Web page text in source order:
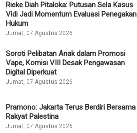
Rieke Diah Pitaloka: Putusan Sela Kasus
Vidi Jadi Momentum Evaluasi Penegakan
Hukum
Jumat, 07 Agustus 2026
Soroti Pelibatan Anak dalam Promosi
Vape, Komisi VIII Desak Pengawasan
Digital Diperkuat
Jumat, 07 Agustus 2026
Pramono: Jakarta Terus Berdiri Bersama
Rakyat Palestina
Jumat, 07 Agustus 2026